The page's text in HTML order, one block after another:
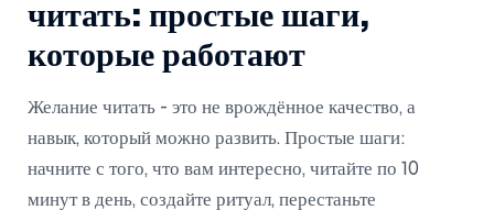
читать: простые шаги,
которые работают
Желание читать - это не врождённое качество, а
навык, который можно развить. Простые шаги:
начните с того, что вам интересно, читайте по 10
минут в день, создайте ритуал, перестаньте